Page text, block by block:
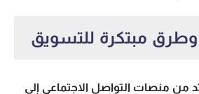
وطرق مبتكرة للتسويق
من منصات التواصل الاجتماعي إلى